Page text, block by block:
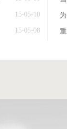
15-05-10
15-05-08